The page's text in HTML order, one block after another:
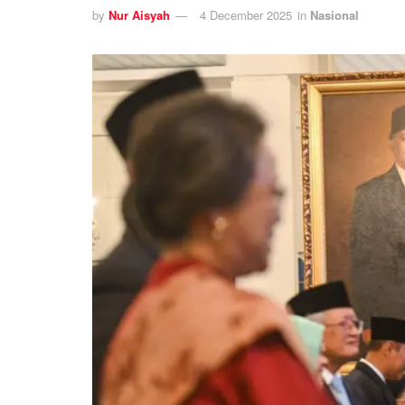
by Nur Aisyah 4 December 2025 in Nasional